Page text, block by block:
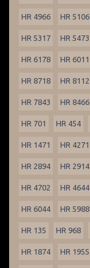
HR 4966 HR 5106
HR 5317 HR 5473
HR 6178 HR 6011
HR 8718 HR 8112
HR 7843 HR 8466
HR 701 HR 454
HR 1471 HR 4271
HR 2894 HR 2914
HR 4702 HR 4644
HR 6044 HR 5988
HR 135 HR 968
HR 1874 HR 1955